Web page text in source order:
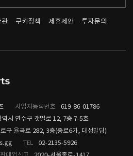
관 쿠키정책 제휴제안
투자문의
사업자등록번호
619-86-01786
역시 연수구 갯벌로 12, 7층 7-5호
구 율곡로 282, 3층(종로6가, 대성빌딩)
TEL
02-2135-5926